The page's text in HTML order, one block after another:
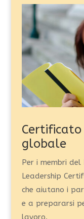
globale
Per i membri
Leadership
che aiutano i
e a prepararsi